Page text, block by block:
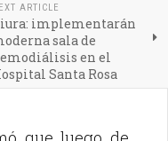
ARTICLE
implementarán
sala de
en el
Santa Rosa